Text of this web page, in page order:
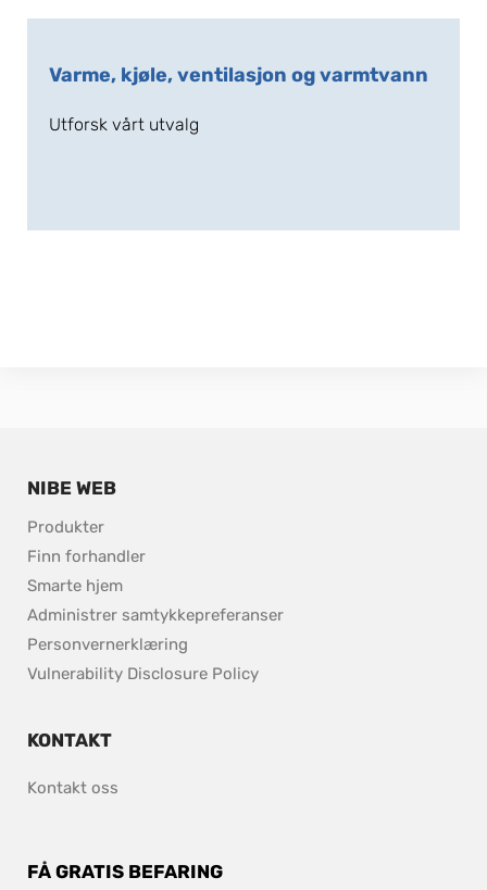
Varme, kjøle, ventilasjon og varmtvann
Utforsk vårt utvalg
NIBE WEB
Produkter
Finn forhandler
Smarte hjem
Administrer samtykkepreferanser
Personvernerklæring
Vulnerability Disclosure Policypdf, 153.9 kB.
KONTAKT
Kontakt oss
FÅ GRATIS BEFARING